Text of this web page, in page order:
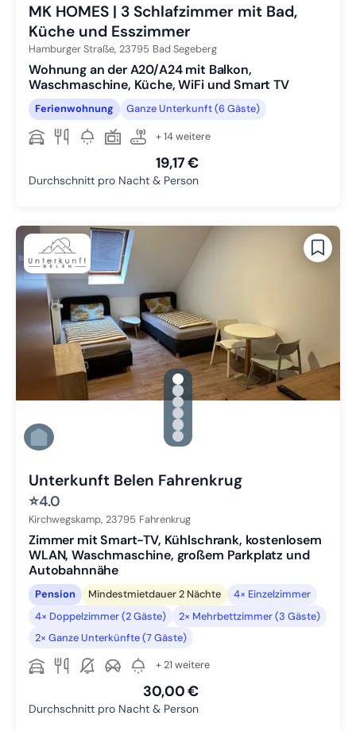
MK HOMES | 3 Schlafzimmer mit Bad,
Küche und Esszimmer
Hamburger Straße, 23795 Bad Segeberg
Wohnung an der A20/A24 mit Balkon,
Waschmaschine, Küche, WiFi und Smart TV
Ferienwohnung Ganze Unterkunft (6 Gäste)
+ 14 weitere
19,17 €
Durchschnitt pro Nacht & Person
gallery.slide_selector
Zu Slide 1 wechseln
Zu Slide 2 wechseln
Zu Slide 3 wechseln
Zu Slide 4 wechseln
Zu Slide 5 wechseln
Zu Slide 6 wechseln
Unterkunft Belen Fahrenkrug
⭐4.0
Kirchwegskamp, 23795 Fahrenkrug
Zimmer mit Smart-TV, Kühlschrank, kostenlosem
WLAN, Waschmaschine, großem Parkplatz und
Autobahnnähe
Pension Mindestmietdauer 2 Nächte
4× Einzelzimmer
4× Doppelzimmer (2 Gäste)
2× Mehrbettzimmer (3 Gäste)
2× Ganze Unterkünfte (7 Gäste)
+ 21 weitere
30,00 €
Durchschnitt pro Nacht & Person